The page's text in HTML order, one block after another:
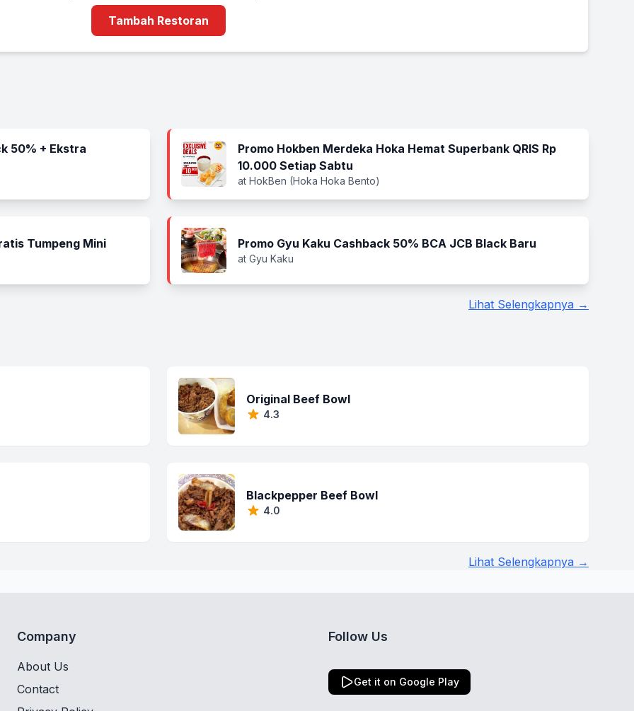
Tambah Restoran
50% + Ekstra
Promo Hokben Merdeka Hoka Hemat Superbank QRIS Rp
10.000 Setiap Sabtu
at HokBen (Hoka Hoka Bento)
Tumpeng Mini Promo Gyu Kaku Cashback 50% BCA JCB Black Baru
at Gyu Kaku
Lihat Selengkapnya →
Original Beef Bowl
4.3
Blackpepper Beef Bowl
4.0
Lihat Selengkapnya →
Company
About Us
Contact
Follow Us
Get it on Google Play